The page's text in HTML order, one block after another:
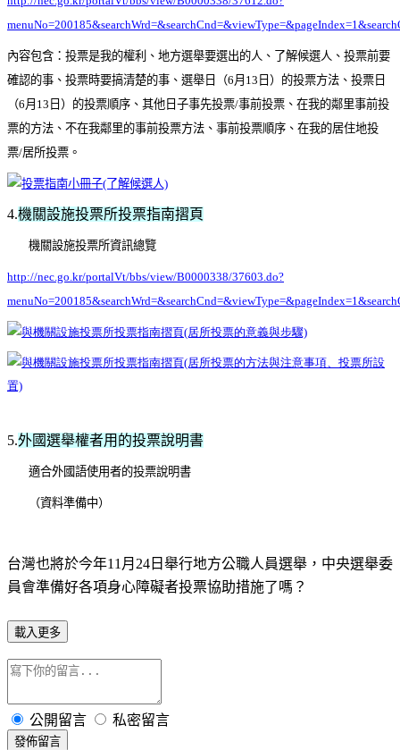
內容包含：投票是我的權利、地方選舉要選出的人、了解候選人、投票前要
確認的事、投票時要搞清楚的事、選舉日（6月13日）的投票方法、投票日
（6月13日）的投票順序、其他日子事先投票/事前投票、在我的鄰里事前投
票的方法、不在我鄰里的事前投票方法、事前投票順序、在我的居住地投
票/居所投票。
4.機關設施投票所投票指南摺頁
機關設施投票所資訊總覽
http://nec.go.kr/portalVt/bbs/view/B0000338/37603.do?
5.外國選舉權者用的投票說明書
適合外國語使用者的投票說明書
（資料準備中）
台灣也將於今年11月24日舉行地方公職人員選舉，中央選舉委
員會準備好各項身心障礙者投票協助措施了嗎？
載入更多
公開留言 私密留言
發佈留言